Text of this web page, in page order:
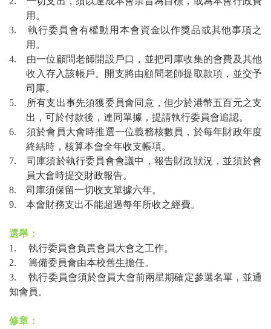
用。
3.執行委員會有權動用本會資金以作獎品或其他事項之
用。
4. 由一位顧問老師開設戶口，並把司庫收集的會費及其他
收入存入該帳戶。開支將由顧問老師提取款項，並交予
司庫。
5.
所有支出事先須獲委員會同意，但少於港幣五百元之支
出，可於付款後，連同單據，提請執行委員會追認。
6. 須於會員大會時推選一位義務核數員，於每年財政年度
終結時，核算本會全年收支帳項。
7. 司庫須於執行委員會會議中，報告財政狀況，並須於會
員大會時提交財政報告。
8. 司庫須保留一切收支單據六年。
9. 本會財務支出不能超過每年所收之經費。
選舉：
1. 執行委員會負責會員大會之工作。
2. 籌備委員會由本校舊生擔任。
3.執行委員會須於會員大會前兩星期確定參選名單，並通
知會員。
修章：